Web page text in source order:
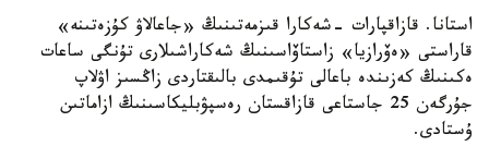
استانا. قازاقپارات -شەكارا قىزمەتىنىڭ «جاعالاۋ كۇزەتىنە»
قاراستى «ەۆرازيا» زاستاۆاسىنىڭ شەكاراشىلارى تۇنگى ساعات
ەكىنىڭ كەزىندە باعالى تۇقىمدى بالىقتاردى زاڭسىز اۋلاپ
جۇرگەن 25 جاستاعى قازاقستان رەسپۋبليكاسىنىڭ ازاماتىن
ۇستادى.